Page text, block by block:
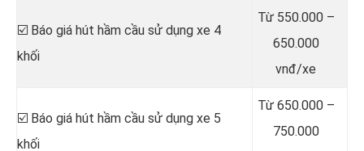
☑️ Báo giá hút hầm cầu sử dụng xe 4
khối
Từ 550.000 –
650.000
vnđ/xe
☑️ Báo giá hút hầm cầu sử dụng xe 5
khối
Từ 650.000 –
750.000